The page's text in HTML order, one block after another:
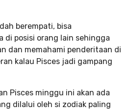
berempati, bisa
di posisi orang lain sehingga
dan memahami penderitaan di
kalau Pisces jadi gampang
Pisces minggu ini akan ada
dilalui oleh si zodiak paling